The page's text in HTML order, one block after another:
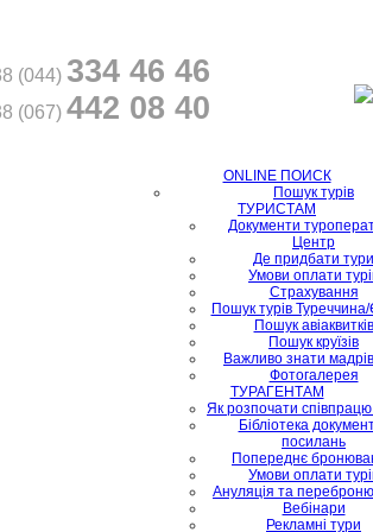
(044) 334 46 46
(067) 442 08 40
ONLINE ПОИСК
Пошук турів
ТУРИСТАМ
Документи
Центр
Де придбати тури
Умови оплати
Страхування
Пошук турів
Пошук авіаквитків
Пошук круїзів
Важливо знати
Фотогалерея
ТУРАГЕНТАМ
Як розпочати
Бібліотека
посилань
Попереднє
Умови оплати
Ануляція та
Вебінари
Рекламні тури